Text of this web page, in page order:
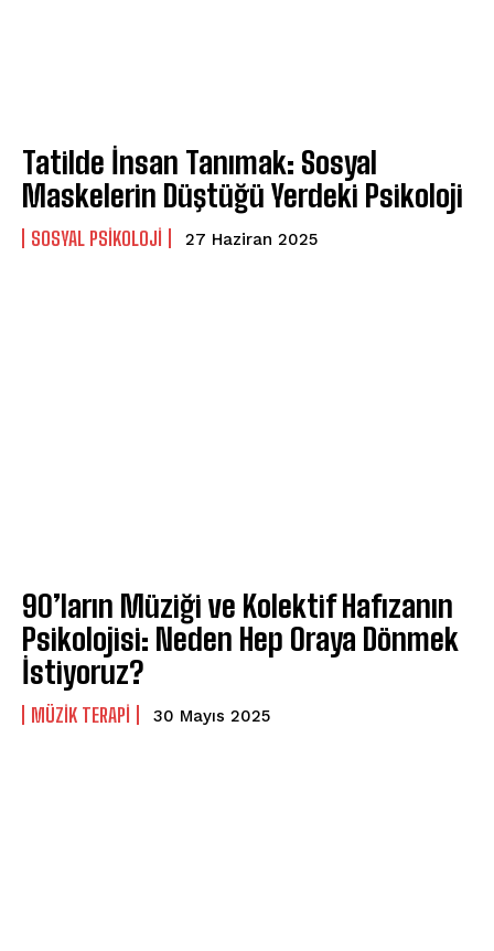
Tatilde İnsan Tanımak: Sosyal
Maskelerin Düştüğü Yerdeki Psikoloji
SOSYAL PSIKOLOJI 27 Haziran 2025
90’ların Müziği ve Kolektif Hafızanın
Psikolojisi: Neden Hep Oraya Dönmek
İstiyoruz?
MÜZIK TERAPI 30 Mayıs 2025